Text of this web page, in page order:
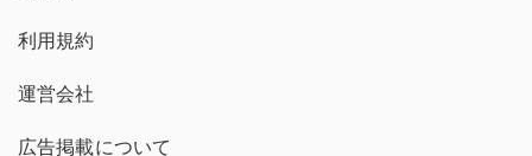
利用規約
運営会社
広告掲載について